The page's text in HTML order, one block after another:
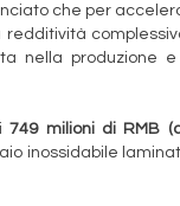
che per
redditività
nella produzione
749 milioni di RMB
inossidabile